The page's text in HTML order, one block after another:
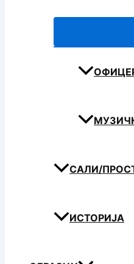
САЛИ/
ИСТОРИЈА